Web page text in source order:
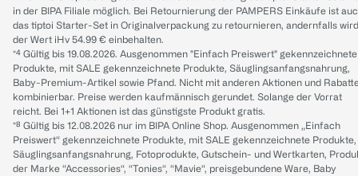
in der BIPA Filiale möglich. Bei Retournierung der PAMPERS Einkäufe ist
das tiptoi Starter-Set in Originalverpackung zu retournieren, andernfalls wird
der Wert iHv 54.99 € einbehalten.
*⁴ Gültig bis 19.08.2026. Ausgenommen "Einfach Preiswert" gekennzeichnete
Produkte, mit SALE gekennzeichnete Produkte, Säuglingsanfangsnahrung,
Baby-Premium-Artikel sowie Pfand. Nicht mit anderen Aktionen und
kombinierbar. Preise werden kaufmännisch gerundet. Solange der Vorrat
reicht. Bei 1+1 Aktionen ist das günstigste Produkt gratis.
*⁸ Gültig bis 12.08.2026 nur im BIPA Online Shop. Ausgenommen „Einfach
Preiswert“ gekennzeichnete Produkte, mit SALE gekennzeichnete Produkte,
Säuglingsanfangsnahrung, Fotoprodukte, Gutschein- und Wertkarten,
der Marke “Accessories“, “Tonies“, “Mavie“, preisgebundene Ware, Baby